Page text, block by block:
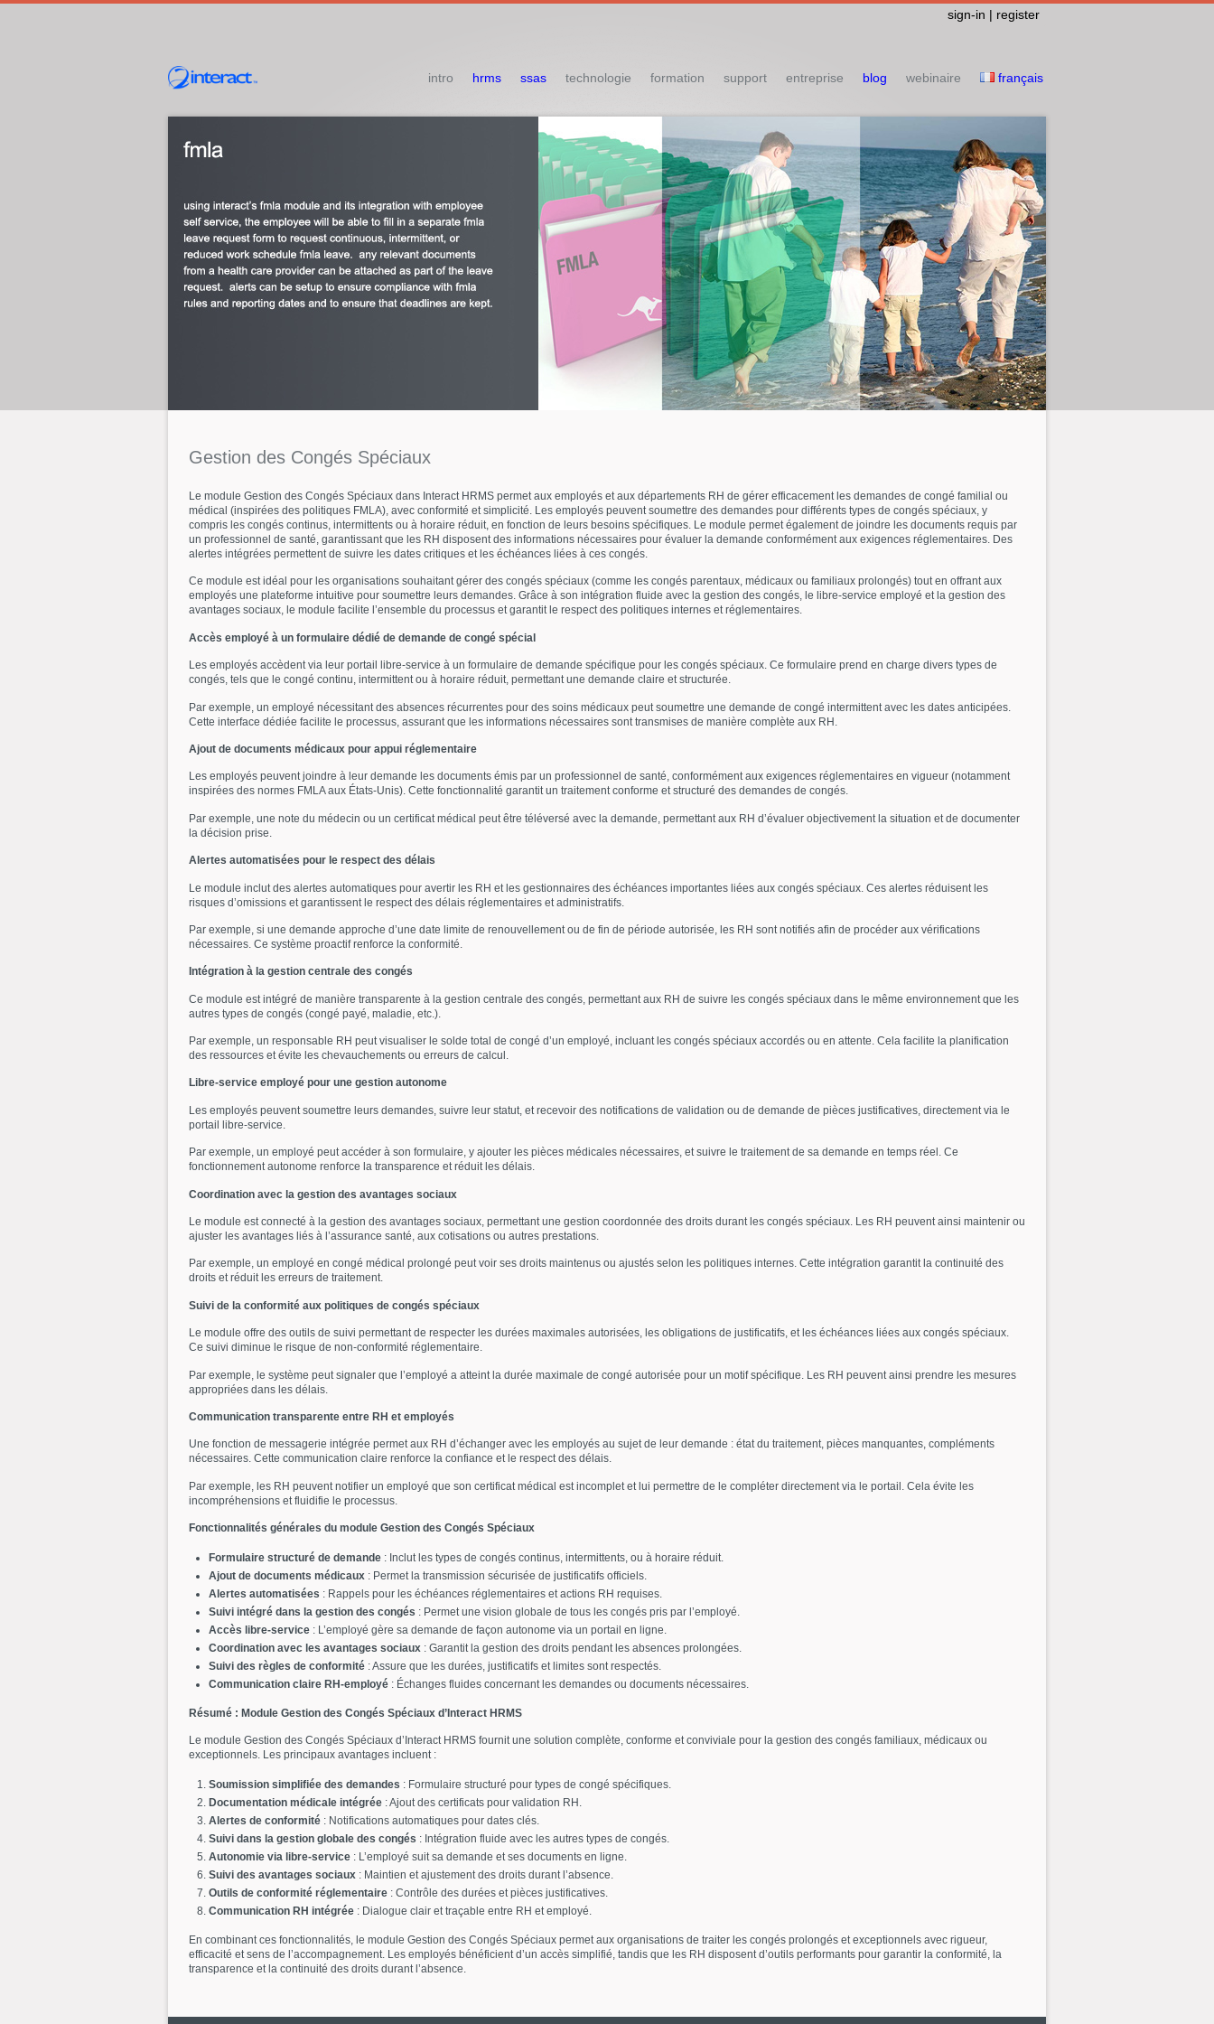
sign-in | register
intro hrms ssas technologie formation support entreprise blog webinaire français
Gestion des Congés Spéciaux
Le module Gestion des Congés Spéciaux dans Interact HRMS permet aux employés et aux départements RH de gérer efficacement les demandes de congé familial ou
médical (inspirées des politiques FMLA), avec conformité et simplicité. Les employés peuvent soumettre des demandes pour différents types de congés spéciaux, y
compris les congés continus, intermittents ou à horaire réduit, en fonction de leurs besoins spécifiques. Le module permet également de joindre les documents requis par
un professionnel de santé, garantissant que les RH disposent des informations nécessaires pour évaluer la demande conformément aux exigences réglementaires. Des
alertes intégrées permettent de suivre les dates critiques et les échéances liées à ces congés.
Ce module est idéal pour les organisations souhaitant gérer des congés spéciaux (comme les congés parentaux, médicaux ou familiaux prolongés) tout en offrant aux
employés une plateforme intuitive pour soumettre leurs demandes. Grâce à son intégration fluide avec la gestion des congés, le libre-service employé et la gestion des
avantages sociaux, le module facilite l’ensemble du processus et garantit le respect des politiques internes et réglementaires.
Accès employé à un formulaire dédié de demande de congé spécial
Les employés accèdent via leur portail libre-service à un formulaire de demande spécifique pour les congés spéciaux. Ce formulaire prend en charge divers types de
congés, tels que le congé continu, intermittent ou à horaire réduit, permettant une demande claire et structurée.
Par exemple, un employé nécessitant des absences récurrentes pour des soins médicaux peut soumettre une demande de congé intermittent avec les dates anticipées.
Cette interface dédiée facilite le processus, assurant que les informations nécessaires sont transmises de manière complète aux RH.
Ajout de documents médicaux pour appui réglementaire
Les employés peuvent joindre à leur demande les documents émis par un professionnel de santé, conformément aux exigences réglementaires en vigueur (notamment
inspirées des normes FMLA aux États-Unis). Cette fonctionnalité garantit un traitement conforme et structuré des demandes de congés.
Par exemple, une note du médecin ou un certificat médical peut être téléversé avec la demande, permettant aux RH d’évaluer objectivement la situation et de documenter
la décision prise.
Alertes automatisées pour le respect des délais
Le module inclut des alertes automatiques pour avertir les RH et les gestionnaires des échéances importantes liées aux congés spéciaux. Ces alertes réduisent les
risques d’omissions et garantissent le respect des délais réglementaires et administratifs.
Par exemple, si une demande approche d’une date limite de renouvellement ou de fin de période autorisée, les RH sont notifiés afin de procéder aux vérifications
nécessaires. Ce système proactif renforce la conformité.
Intégration à la gestion centrale des congés
Ce module est intégré de manière transparente à la gestion centrale des congés, permettant aux RH de suivre les congés spéciaux dans le même environnement que les
autres types de congés (congé payé, maladie, etc.).
Par exemple, un responsable RH peut visualiser le solde total de congé d’un employé, incluant les congés spéciaux accordés ou en attente. Cela facilite la planification
des ressources et évite les chevauchements ou erreurs de calcul.
Libre-service employé pour une gestion autonome
Les employés peuvent soumettre leurs demandes, suivre leur statut, et recevoir des notifications de validation ou de demande de pièces justificatives, directement via le
portail libre-service.
Par exemple, un employé peut accéder à son formulaire, y ajouter les pièces médicales nécessaires, et suivre le traitement de sa demande en temps réel. Ce
fonctionnement autonome renforce la transparence et réduit les délais.
Coordination avec la gestion des avantages sociaux
Le module est connecté à la gestion des avantages sociaux, permettant une gestion coordonnée des droits durant les congés spéciaux. Les RH peuvent ainsi maintenir ou
ajuster les avantages liés à l’assurance santé, aux cotisations ou autres prestations.
Par exemple, un employé en congé médical prolongé peut voir ses droits maintenus ou ajustés selon les politiques internes. Cette intégration garantit la continuité des
droits et réduit les erreurs de traitement.
Suivi de la conformité aux politiques de congés spéciaux
Le module offre des outils de suivi permettant de respecter les durées maximales autorisées, les obligations de justificatifs, et les échéances liées aux congés spéciaux.
Ce suivi diminue le risque de non-conformité réglementaire.
Par exemple, le système peut signaler que l’employé a atteint la durée maximale de congé autorisée pour un motif spécifique. Les RH peuvent ainsi prendre les mesures
appropriées dans les délais.
Communication transparente entre RH et employés
Une fonction de messagerie intégrée permet aux RH d’échanger avec les employés au sujet de leur demande : état du traitement, pièces manquantes, compléments
nécessaires. Cette communication claire renforce la confiance et le respect des délais.
Par exemple, les RH peuvent notifier un employé que son certificat médical est incomplet et lui permettre de le compléter directement via le portail. Cela évite les
incompréhensions et fluidifie le processus.
Fonctionnalités générales du module Gestion des Congés Spéciaux
Formulaire structuré de demande: Inclut les types de congés continus, intermittents, ou à horaire réduit.
Ajout de documents médicaux: Permet la transmission sécurisée de justificatifs officiels.
Alertes automatisées : Rappels pour les échéances réglementaires et actions RH requises.
Suivi intégré dans la gestion des congés : Permet une vision globale de tous les congés pris par l’employé.
Accès libre-service: L’employé gère sa demande de façon autonome via un portail en ligne.
Coordination avec les avantages sociaux: Garantit la gestion des droits pendant les absences prolongées.
Suivi des règles de conformité: Assure que les durées, justificatifs et limites sont respectés.
Communication claire RH-employé: Échanges fluides concernant les demandes ou documents nécessaires.
Résumé : Module Gestion des Congés Spéciaux d’Interact HRMS
Le module Gestion des Congés Spéciaux d’Interact HRMS fournit une solution complète, conforme et conviviale pour la gestion des congés familiaux, médicaux ou
exceptionnels. Les principaux avantages incluent :
Soumission simplifiée des demandes : Formulaire structuré pour types de congé spécifiques.
Documentation médicale intégrée: Ajout des certificats pour validation RH.
Alertes de conformité: Notifications automatiques pour dates clés.
Suivi dans la gestion globale des congés : Intégration fluide avec les autres types de congés.
Autonomie via libre-service: L’employé suit sa demande et ses documents en ligne.
Suivi des avantages sociaux: Maintien et ajustement des droits durant l’absence.
Outils de conformité réglementaire: Contrôle des durées et pièces justificatives.
Communication RH intégrée: Dialogue clair et traçable entre RH et employé.
En combinant ces fonctionnalités, le module Gestion des Congés Spéciaux permet aux organisations de traiter les congés prolongés et exceptionnels avec rigueur,
efficacité et sens de l’accompagnement. Les employés bénéficient d’un accès simplifié, tandis que les RH disposent d’outils performants pour garantir la conformité, la
transparence et la continuité des droits durant l’absence.